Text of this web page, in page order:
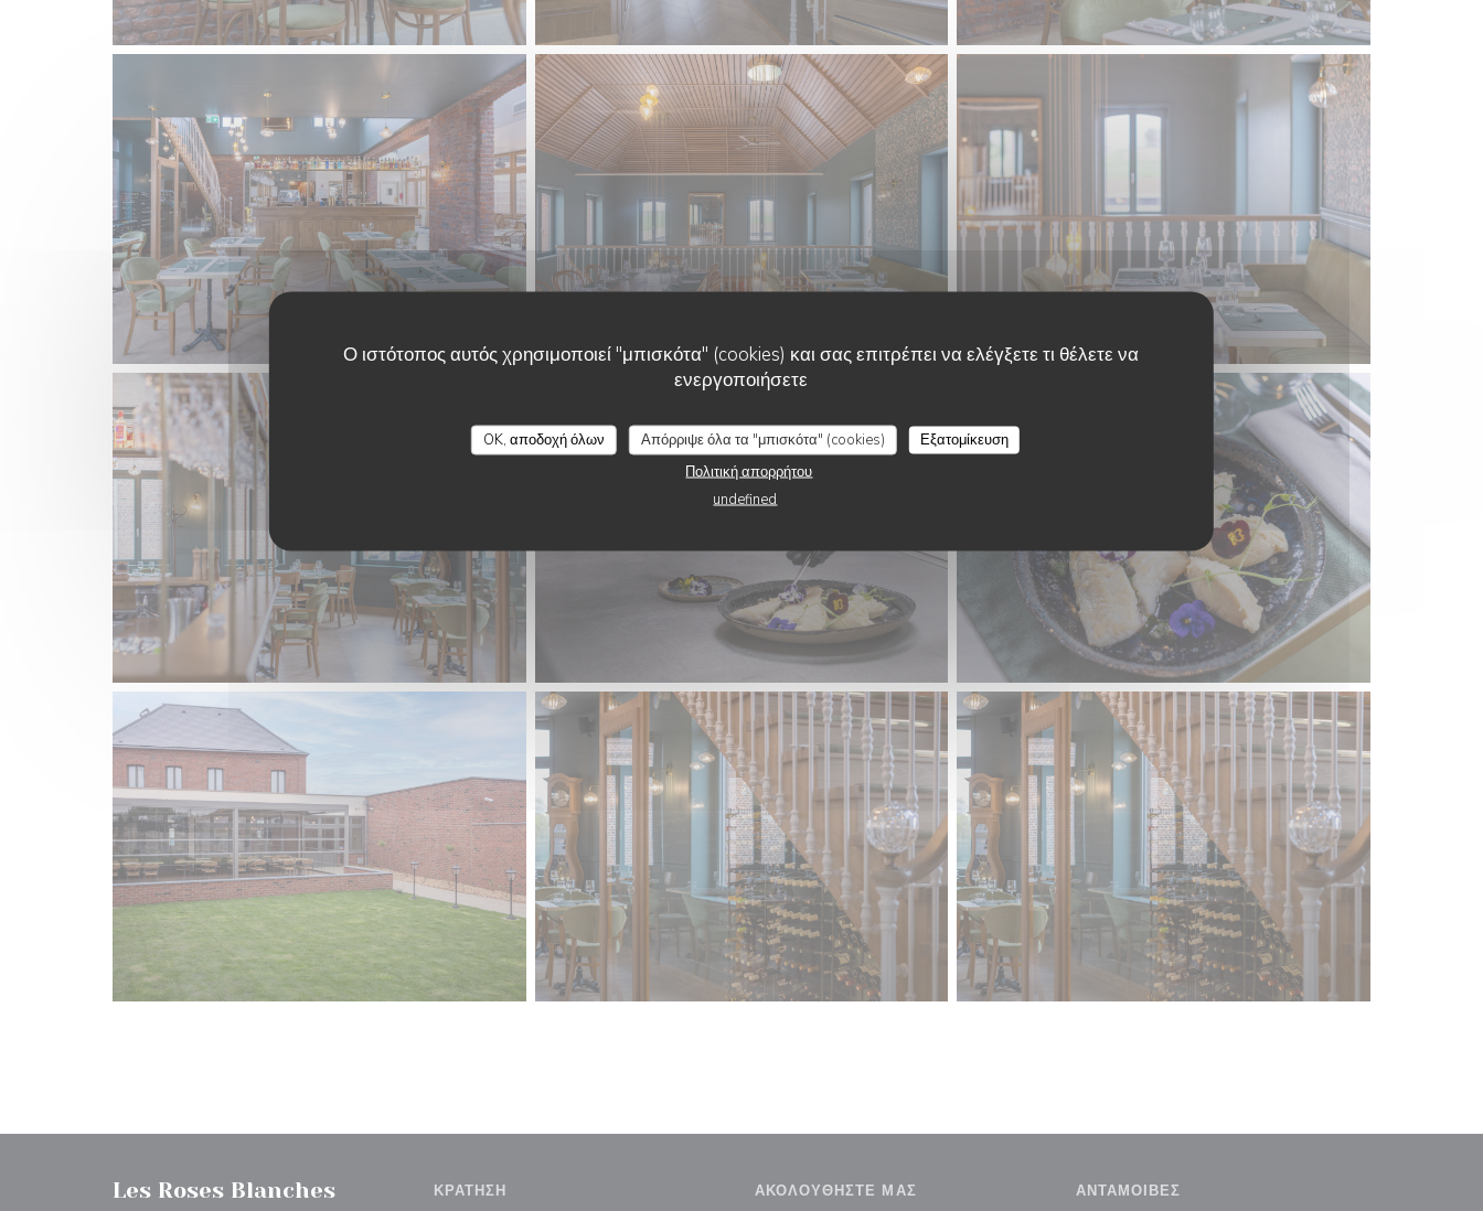
Ο ιστότοπος αυτός χρησιμοποιεί "μπισκότα" (cookies) και σας επιτρέπει να ελέγξετε τι θέλετε να
ενεργοποιήσετε
OK, αποδοχή όλων Απόρριψε όλα τα "μπισκότα" (cookies)
Εξατομίκευση
Πολιτική απορρήτου
undefined
Les Roses Blanches ΚΡΆΤΗΣΗ ΑΚΟΛΟΥΘΉΣΤΕ ΜΑΣ ΑΝΤΑΜΟΙΒΈΣ